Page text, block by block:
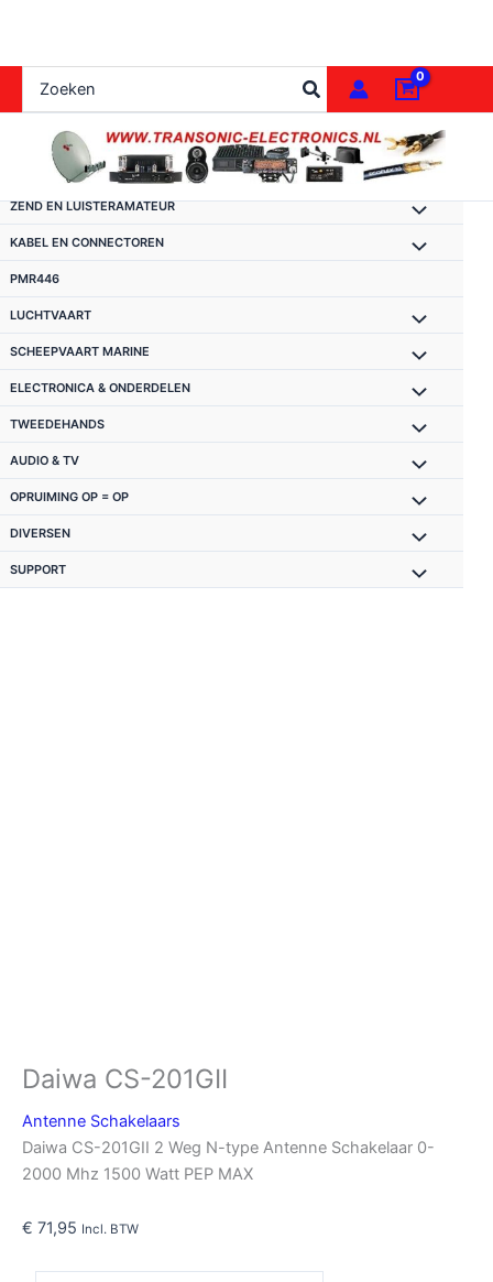
de
inhoud
naar:
ZEND EN LUISTERAMATEUR
KABEL EN CONNECTOREN
PMR446
LUCHTVAART
SCHEEPVAART MARINE
ELECTRONICA & ONDERDELEN
TWEEDEHANDS
AUDIO & TV
OPRUIMING OP = OP
DIVERSEN
SUPPORT
Daiwa CS-201GII
Antenne Schakelaars
Daiwa CS-201GII 2 Weg N-type Antenne Schakelaar 0-
2000 Mhz 1500 Watt PEP MAX
€ 71,95 Incl. BTW